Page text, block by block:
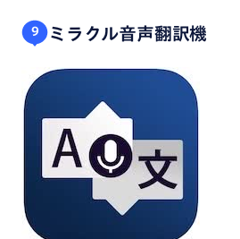
9 ミラクル音声翻訳機